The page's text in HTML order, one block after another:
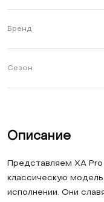
Бренд
Сезон
Описание
Представляем XA
классическую
исполнении. Они